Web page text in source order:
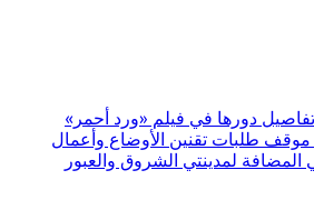
دورها في فيلم «ورد أحمر»
موقف طلبات تقنين الأوضاع وأعمال
لمدينتي الشروق والعبور